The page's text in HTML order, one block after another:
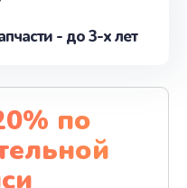
- до 3-х лет
по